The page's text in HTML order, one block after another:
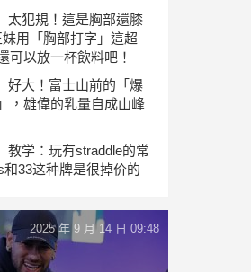
太犯規！這是胸部還膝
用「胸部打字」這超
可以放一杯飲料吧！
好大！富士山前的「爆
，雄偉的乳量自成山峰
教学：玩有straddle的常
和33这种牌是很掉价的
2025 年 9 月 14 日 09:48